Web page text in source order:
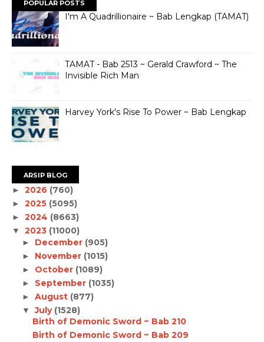
POPULAR POSTS
I'm A Quadrillionaire ~ Bab Lengkap (TAMAT)
TAMAT - Bab 2513 ~ Gerald Crawford ~ The
Invisible Rich Man
Harvey York's Rise To Power ~ Bab Lengkap
ARSIP BLOG
► 2026 (760)
► 2025 (5095)
► 2024 (8663)
▼ 2023 (11000)
► December (905)
► November (1015)
► October (1089)
► September (1035)
► August (877)
▼July (1528)
Birth of Demonic Sword ~ Bab 210
Birth of Demonic Sword ~ Bab 209